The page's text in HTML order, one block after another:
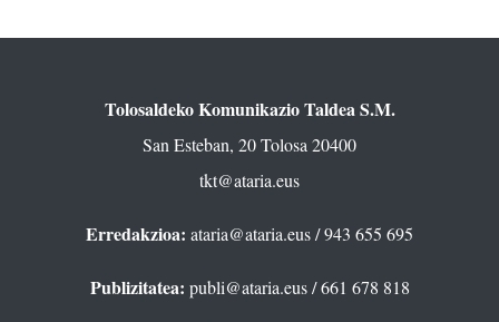
Tolosaldeko Komunikazio Taldea S.M.
San Esteban, 20 Tolosa 20400
tkt@ataria.eus
Erredakzioa: ataria@ataria.eus/ 943 655 695
Publizitatea: publi@ataria.eus/ 661 678 818